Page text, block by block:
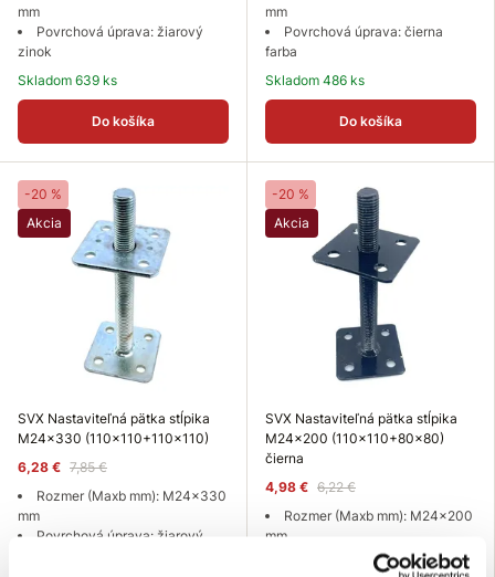
mm
Povrchová úprava: žiarový
zinok
Skladom 639 ks
Do košíka
mm
Povrchová úprava: čierna
farba
Skladom 486 ks
Do košíka
-20 %
Akcia
SVX Nastaviteľná pätka stĺpika
M24x330 (110x110+110x110)
6,28 € 7,85 €
Rozmer (Maxb mm): M24x330
mm
Povrchová úprava: žiarový
-20 %
Akcia
SVX Nastaviteľná pätka stĺpika
M24x200 (110x110+80x80)
čierna
4,98 € 6,22 €
Rozmer (Maxb mm): M24x200
mm
Povrchová úprava: čierna